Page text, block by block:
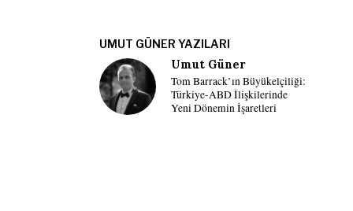
UMUT GÜNER YAZILARI
Umut Güner
Tom Barrack’ın Büyükelçiliği:
Türkiye-ABD İlişkilerinde
Yeni Dönemin İşaretleri